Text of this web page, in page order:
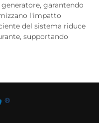
garantendo
l'impatto
del sistema riduce
supportando